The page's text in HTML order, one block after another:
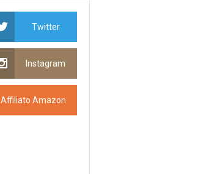
Twitter
Instagram
Affiliato Amazon